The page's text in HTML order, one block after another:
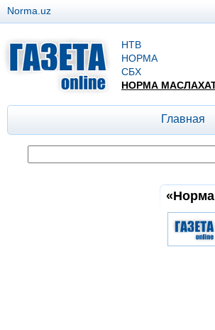
Norma.uz
НТВ
НОРМА
СБХ
НОРМА
Главная